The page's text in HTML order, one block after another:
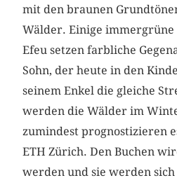
mit den braunen
Wälder. Einige
Efeu setzen farbliche
Sohn, der heute in den
seinem Enkel die gleiche
werden die Wälder im
zumindest prognostizieren
ETH Zürich. Den Buchen
werden und sie werden